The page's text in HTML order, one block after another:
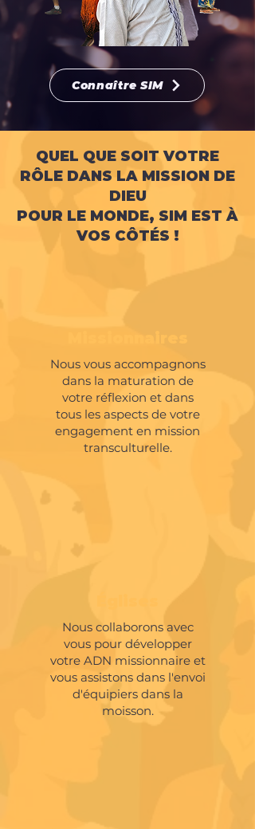
Connaître SIM
QUEL QUE SOIT VOTRE
RÔLE DANS LA MISSION DE
DIEU
POUR LE MONDE, SIM EST À
VOS CÔTÉS !
Nous vous accompagnons
dans la maturation de
votre réflexion et dans
tous les aspects de votre
engagement en mission
transculturelle.
Nous collaborons avec
vous pour développer
votre ADN missionnaire et
vous assistons dans l'envoi
d'équipiers dans la
moisson.